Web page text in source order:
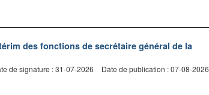
des fonctions de secrétaire général de la
de signature : 31-07-2026 Date de publication : 07-08-2026